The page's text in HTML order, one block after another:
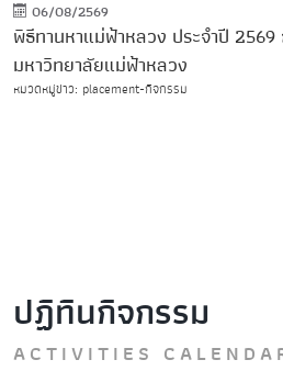
06/08/2569
พิธีทานหาแม่ฟ้าหลวง ประจำปี
มหาวิทยาลัยแม่ฟ้าหลวง
หมวดหมู่ข่าว: placement-กิจกรรม
ปฏิทินกิจกรรม
ACTIVITIES